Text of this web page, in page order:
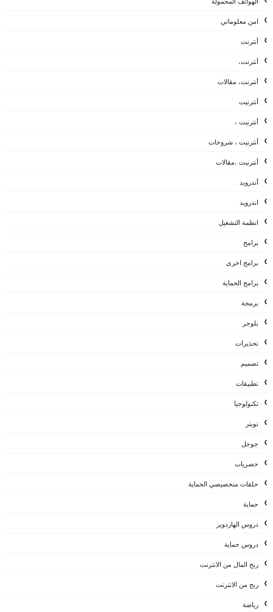
امن معلوماتي
أنترنت
أنترنت،
أنترنت، مقالات
أنترنيت
أنترنيت ،
أنترنيت ، شروحات
أنترنيت ،مقالات
أندرويد
اندرويد
انظمة التشغيل
برامج
برامج اخرى
برامج الحماية
برمجة
بلوجر
تحذيرات
تصميم
تطبيقات
تكنولوجيا
تويتر
جوجل
حصريات
حلقات متخصيصي الحماية
حماية
دروس الهاردوير
دروس حماية
ربح المال من الانترنت
ربح من الانترنت
رياضة